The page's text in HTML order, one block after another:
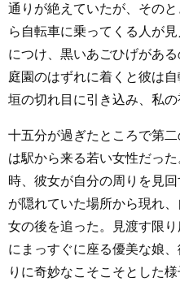
通りが絶えていたが、その
ら自転車に乗ってくる人が
につけ、黒いあごひげがあ
庭園のはずれに着くと彼は
垣の切れ目に引き込み、私の
十五分が過ぎたところで第
は駅から来る若い女性だっ
時、彼女が自分の周りを見
が隠れていた場所から現れ
女の後を追った。見渡す限
にまっすぐに座る優美な娘
りに奇妙なこそこそとした